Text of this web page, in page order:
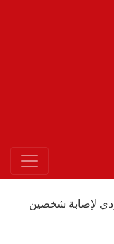
لإصابة شخصين